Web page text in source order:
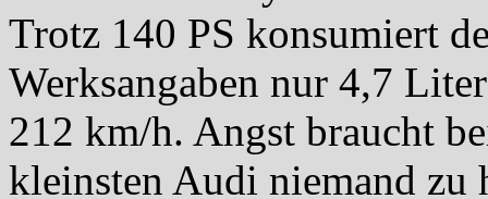
Trotz 140 PS konsumiert
Werksangaben nur 4,7
212 km/h. Angst braucht
kleinsten Audi niemand zu